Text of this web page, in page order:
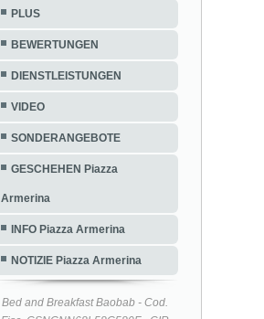
PLUS
BEWERTUNGEN
DIENSTLEISTUNGEN
VIDEO
SONDERANGEBOTE
GESCHEHEN Piazza
Armerina
INFO Piazza Armerina
NOTIZIE Piazza Armerina
Bed and Breakfast Baobab - Cod.